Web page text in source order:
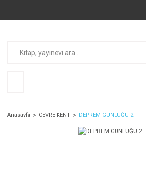
Anasayfa ÇEVRE KENT DEPREM GÜNLÜĞÜ 2